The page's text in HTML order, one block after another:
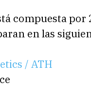
compuesta por
en las
/ ATH